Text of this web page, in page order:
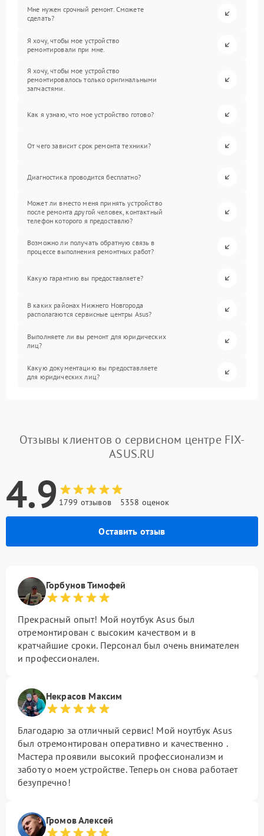
Мне нужен срочный ремонт. Сможете
сделать?
Я хочу, чтобы мое устройство
ремонтировали при мне.
Я хочу, чтобы мое устройство
ремонтировалось только оригинальными
запчастями.
Как я узнаю, что мое устройство готово?
От чего зависит срок ремонта техники?
Диагностика проводится бесплатно?
Может ли вместо меня принять устройство
после ремонта другой человек, контактный
телефон которого я предоставлю?
Возможно ли получать обратную связь в
процессе выполнения ремонтных работ?
Какую гарантию вы предоставляете?
В каких районах Нижнего Новгорода
располагаются сервисные центры Asus?
Выполняете ли вы ремонт для юридических
лиц?
Какую документацию вы предоставляете
для юридических лиц?
Отзывы клиентов о сервисном центре FIX-
ASUS.RU
4.9 1799 отзывов 5358 оценок
Оставить отзыв
Горбунов Тимофей
Прекрасный опыт! Мой ноутбук Asus был
отремонтирован с высоким качеством и в
кратчайшие сроки. Персонал был очень внимателен
и профессионален.
Некрасов Максим
Благодарю за отличный сервис! Мой ноутбук Asus
был отремонтирован оперативно и качественно .
Мастера проявили высокий профессионализм и
заботу о моем устройстве. Теперь он снова работает
безупречно!
Громов Алексей